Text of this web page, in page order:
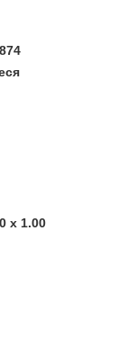
x 1.00